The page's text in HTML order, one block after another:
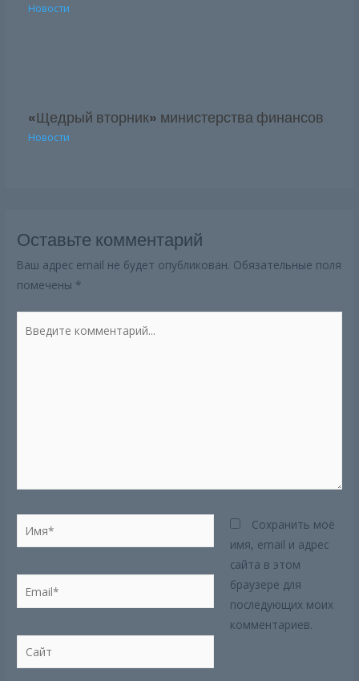
Новости
«Щедрый вторник» министерства финансов
Новости
Оставьте комментарий
Ваш адрес email не будет опубликован. Обязательные поля
помечены *
комментарий...
Имя*
Сайт
Сохранить моё
имя, email и адрес
сайта в этом
браузере для
последующих моих
комментариев.